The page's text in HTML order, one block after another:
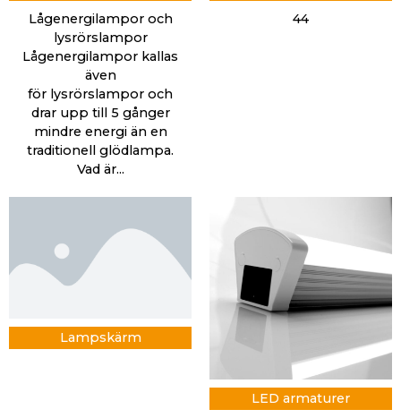
Lågenergilampor och
lysrörslampor
Lågenergilampor kallas
även
för lysrörslampor och
drar upp till 5 gånger
mindre energi än en
traditionell glödlampa.
Vad är...
44
Lampskärm
LED armaturer